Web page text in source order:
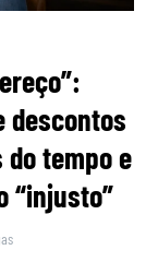
descontos
tempo e
“injusto”